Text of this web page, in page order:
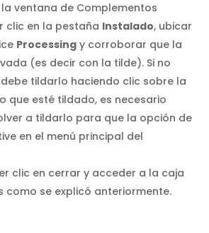
ventana de Complementos
clic en la pestaña Instalado, ubicar
Processing y corroborar que la
(es decir con la tilde). Si no
tildarlo haciendo clic sobre la
que esté tildado, es necesario
a tildarlo para que la opción de
en el menú principal del
clic en cerrar y acceder a la caja
como se explicó anteriormente.